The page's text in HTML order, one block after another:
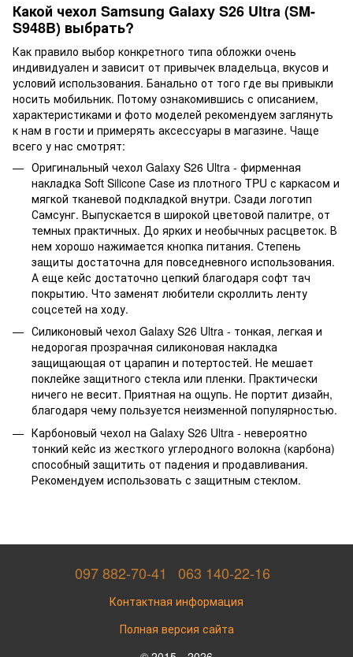
Какой чехол Samsung Galaxy S26 Ultra (SM-
S948B) выбрать?
Как правило выбор конкретного типа обложки очень
индивидуален и зависит от привычек владельца, вкусов и
условий использования. Банально от того где вы привыкли
носить мобильник. Потому ознакомившись с описанием,
характеристиками и фото моделей рекомендуем заглянуть
к нам в гости и примерять аксессуары в магазине. Чаще
всего у нас смотрят:
Оригинальный чехол Galaxy S26 Ultra - фирменная
накладка Soft Silicone Case из плотного TPU с каркасом и
мягкой тканевой подкладкой внутри. Сзади логотип
Самсунг. Выпускается в широкой цветовой палитре, от
темных практичных. До ярких и необычных расцветок. В
нем хорошо нажимается кнопка питания. Степень
защиты достаточна для повседневного использования.
А еще кейс достаточно цепкий благодаря софт тач
покрытию. Что заменят любители скроллить ленту
соцсетей на ходу.
Силиконовый чехол Galaxy S26 Ultra - тонкая, легкая и
недорогая прозрачная силиконовая накладка
защищающая от царапин и потертостей. Не мешает
поклейке защитного стекла или пленки. Практически
ничего не весит. Приятная на ощупь. Не портит дизайн,
благодаря чему пользуется неизменной популярностью.
Карбоновый чехол на Galaxy S26 Ultra - невероятно
тонкий кейс из жесткого углеродного волокна (карбона)
способный защитить от падения и продавливания.
Рекомендуем использовать с защитным стеклом.
097 882-70-41 063 140-22-16
Контактная информация
Полная версия сайта